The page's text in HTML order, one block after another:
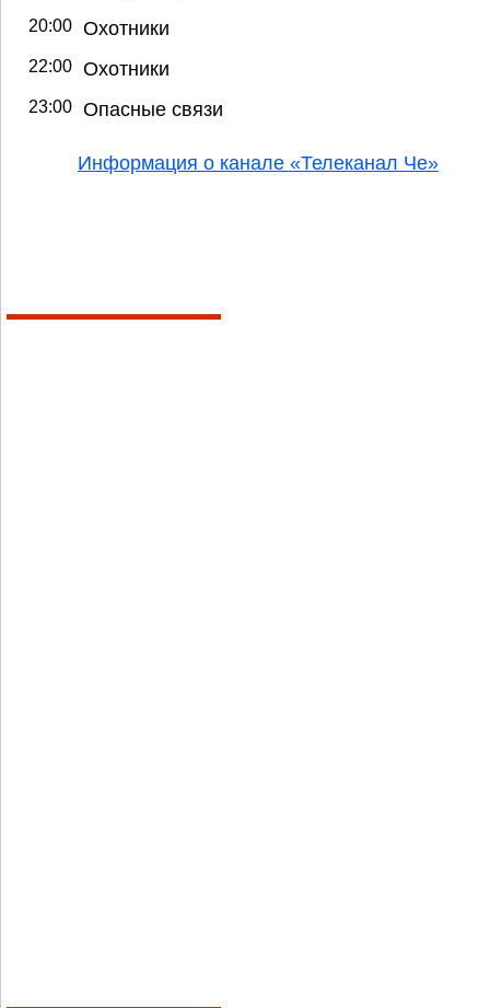
20:00 Охотники
22:00 Охотники
23:00 Опасные связи
Информация о канале «Телеканал Че»